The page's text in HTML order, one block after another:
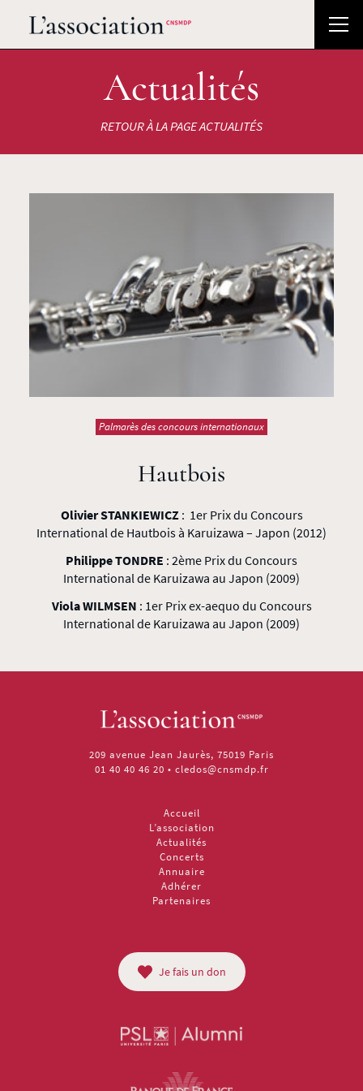
Actualités
RETOUR À LA PAGE ACTUALITÉS
Palmarès des concours internationaux
Hautbois
Olivier STANKIEWICZ: 1er Prix du Concours
International de Hautbois à Karuizawa – Japon (2012)
Philippe TONDRE : 2ème Prix du Concours
International de Karuizawa au Japon (2009)
Viola WILMSEN : 1er Prix ex-aequo du Concours
International de Karuizawa au Japon (2009)
209 avenue Jean Jaurès, 75019 Paris
01 40 40 46 20 • cledos@cnsmdp.fr
Accueil
L’association
Actualités
Concerts
Annuaire
Adhérer
Partenaires
Je fais un don